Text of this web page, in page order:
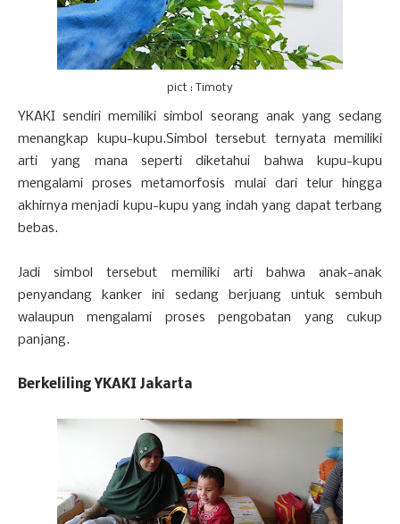
pict : Timoty
YKAKI sendiri memiliki simbol seorang anak yang sedang
menangkap kupu-kupu.Simbol tersebut ternyata memiliki
arti yang mana seperti diketahui bahwa kupu-kupu
mengalami proses metamorfosis mulai dari telur hingga
akhirnya menjadi kupu-kupu yang indah yang dapat terbang
bebas.
Jadi simbol tersebut memiliki arti bahwa anak-anak
penyandang kanker ini sedang berjuang untuk sembuh
walaupun mengalami proses pengobatan yang cukup
panjang.
Berkeliling YKAKI Jakarta